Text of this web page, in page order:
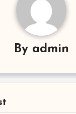
By admin